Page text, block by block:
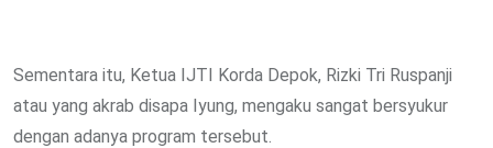
Sementara itu, Ketua IJTI Korda Depok, Rizki Tri Ruspanji
atau yang akrab disapa Iyung, mengaku sangat bersyukur
dengan adanya program tersebut.